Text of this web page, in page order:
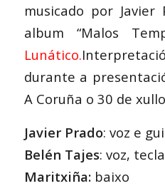
musicado por
album “Malos
Lunático.
durante a
A Coruña o 30 de
Javier Prado: voz e
Belén Tajes: voz,
Maritxiña:baixo